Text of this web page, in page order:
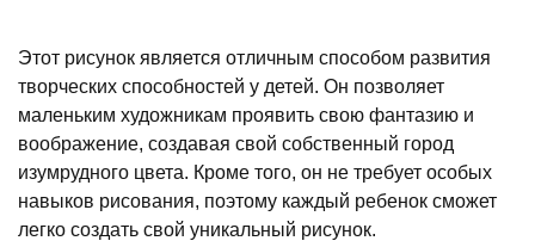
Этот рисунок является отличным способом развития
творческих способностей у детей. Он позволяет
маленьким художникам проявить свою фантазию и
воображение, создавая свой собственный город
изумрудного цвета. Кроме того, он не требует особых
навыков рисования, поэтому каждый ребенок сможет
легко создать свой уникальный рисунок.